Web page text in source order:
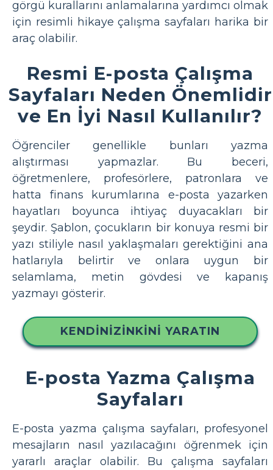
görgü kurallarını anlamalarına yardımcı olmak
için resimli hikaye çalışma sayfaları harika bir
araç olabilir.
Resmi E-posta Çalışma
Sayfaları Neden Önemlidir
ve En İyi Nasıl Kullanılır?
Öğrenciler genellikle bunları yazma
alıştırması yapmazlar. Bu beceri,
öğretmenlere, profesörlere, patronlara ve
hatta finans kurumlarına e-posta yazarken
hayatları boyunca ihtiyaç duyacakları bir
şeydir. Şablon, çocukların bir konuya resmi bir
yazı stiliyle nasıl yaklaşmaları gerektiğini ana
hatlarıyla belirtir ve onlara uygun bir
selamlama, metin gövdesi ve kapanış
yazmayı gösterir.
KENDINIZINKINI YARATIN
E-posta Yazma Çalışma
Sayfaları
E-posta yazma çalışma sayfaları, profesyonel
mesajların nasıl yazılacağını öğrenmek için
yararlı araçlar olabilir. Bu çalışma sayfaları